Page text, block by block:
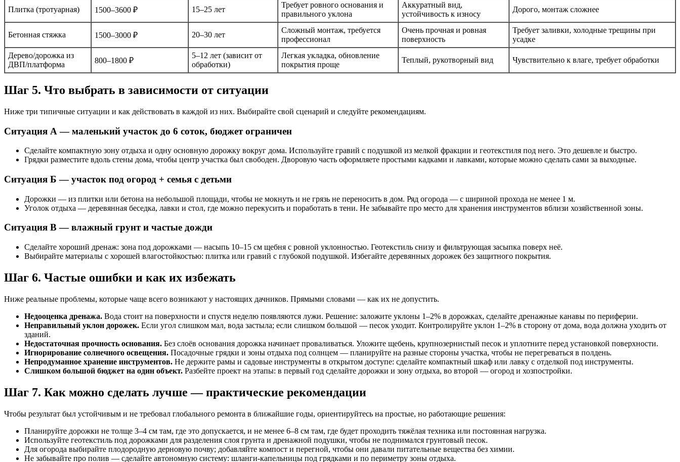
Плитка (тротуарная) 1500–3600 ₽ 15–25 лет
Требует ровного основания и
правильного уклона
Аккуратный вид,
устойчивость к износу
Дорого, монтаж сложнее
Бетонная стяжка 1500–3000 ₽ 20–30 лет
Сложный монтаж, требуется
профессионал
Очень прочная и ровная
поверхность
Требует заливки, холодные трещины при
усадке
Дерево/дорожка из
ДВП/платформа
800–1800 ₽
5–12 лет (зависит от
обработки)
Легкая укладка, обновление
покрытия проще
Теплый, рукотворный вид Чувствительно к влаге, требует обработки
Шаг 5. Что выбрать в зависимости от ситуации
Ниже три типичные ситуации и как действовать в каждой из них. Выбирайте свой сценарий и следуйте рекомендациям.
Ситуация А — маленький участок до 6 соток, бюджет ограничен
Сделайте компактную зону отдыха и одну основную дорожку вокруг дома. Используйте гравий с подушкой из мелкой фракции и геотекстиля под него. Это дешевле и быстро.
Грядки разместите вдоль стены дома, чтобы центр участка был свободен. Дворовую часть оформляете простыми кадками и лавками, которые можно сделать сами за выходные.
Ситуация Б — участок под огород + семья с детьми
Дорожки — из плитки или бетона на небольшой площади, чтобы не мокнуть и не грязь не переносить в дом. Ряд огорода — с шириной прохода не менее 1 м.
Уголок отдыха — деревянная беседка, лавки и стол, где можно перекусить и поработать в тени. Не забывайте про место для хранения инструментов вблизи хозяйственной зоны.
Ситуация В — влажный грунт и частые дожди
Сделайте хороший дренаж: зона под дорожками — насыпь 10–15 см щебня с ровной уклонностью. Геотекстиль снизу и фильтрующая засыпка поверх неё.
Выбирайте материалы с хорошей влагостойкостью: плитка или гравий с глубокой подушкой. Избегайте деревянных дорожек без защитного покрытия.
Шаг 6. Частые ошибки и как их избежать
Ниже реальные проблемы, которые чаще всего возникают у настоящих дачников. Прямыми словами — как их не допустить.
Недооценка дренажа. Вода стоит на поверхности и спустя неделю появляются лужи. Решение: заложите уклоны 1–2% в дорожках, сделайте дренажные канавы по периферии.
Неправильный уклон дорожек. Если угол слишком мал, вода застыла; если слишком большой — песок уходит. Контролируйте уклон 1–2% в сторону от дома, вода должна уходить от
зданий.
Недостаточная прочность основания. Без слоёв основания дорожка начинает проваливаться. Уложите щебень, крупнозернистый песок и уплотните перед установкой поверхности.
Игнорирование солнечного освещения. Посадочные грядки и зоны отдыха под солнцем — планируйте на разные стороны участка, чтобы не перегреваться в полдень.
Непродуманное хранение инструментов. Не держите рамы и садовые инструменты в открытом доступе: сделайте компактный шкаф или лавку с отделкой под инструменты.
Слишком большой бюджет на один объект. Разбейте проект на этапы: в первый год сделайте дорожки и зону отдыха, во второй — огород и хозпостройки.
Шаг 7. Как можно сделать лучше — практические рекомендации
Чтобы результат был устойчивым и не требовал глобального ремонта в ближайшие годы, ориентируйтесь на простые, но работающие решения:
Планируйте дорожки не толще 3–4 см там, где это допускается, и не менее 6–8 см там, где будет проходить тяжёлая техника или постоянная нагрузка.
Используйте геотекстиль под дорожками для разделения слоя грунта и дренажной подушки, чтобы не поднимался грунтовый песок.
Для огорода выбирайте плодородную дерновую почву; добавляйте компост и перегной, чтобы они давали питательные вещества без химии.
Не забывайте про полив — сделайте автономную систему: шланги-капельницы под грядками и по периметру зоны отдыха.